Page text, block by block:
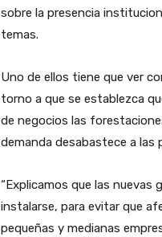
sobre la presencia
temas.
Uno de ellos tiene que ver
torno a que se establezca
de negocios las
demanda desabastece a las
“Explicamos que las
instalarse, para evitar que
pequeñas y medianas